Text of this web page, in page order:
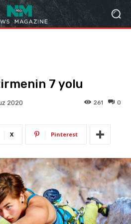
7 yolu
2020 0
261
X Pinterest